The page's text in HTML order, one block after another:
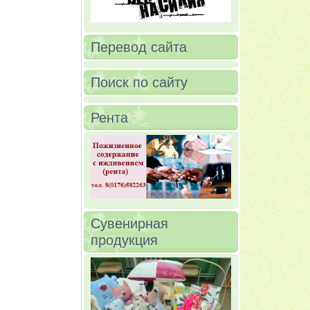
Перевод сайта
Поиск по сайту
Рента
Сувенирная
продукция